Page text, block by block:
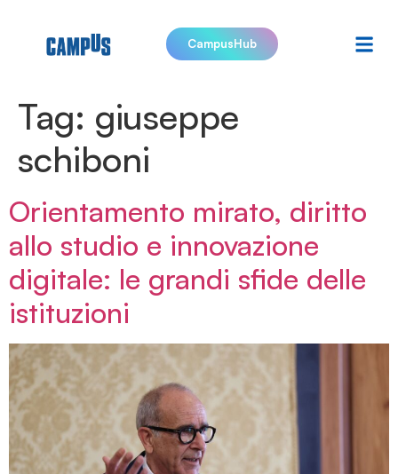
CampusHub
Tag: giuseppe
schiboni
Orientamento mirato, diritto
allo studio e innovazione
digitale: le grandi sfide delle
istituzioni